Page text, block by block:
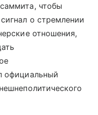
чтобы
о стремлении
отношения,
официальный